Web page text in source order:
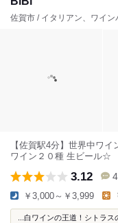
佐賀市 / イタリアン、ワイン
【佐賀駅4分】世界中ワ
ワイン２０種 生ビール☆
3.12
￥3,000～￥3,999
...白ワインの王道！シトラス